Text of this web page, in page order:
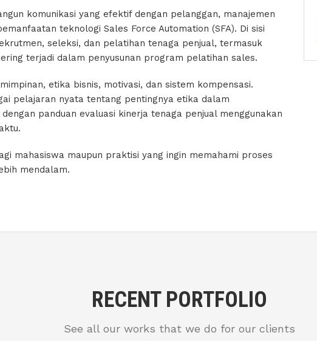
komunikasi yang efektif dengan pelanggan, manajemen
teknologi Sales Force Automation (SFA). Di sisi
seleksi, dan pelatihan tenaga penjual, termasuk
terjadi dalam penyusunan program pelatihan sales.
etika bisnis, motivasi, dan sistem kompensasi.
pelajaran nyata tentang pentingnya etika dalam
panduan evaluasi kinerja tenaga penjual menggunakan
mahasiswa maupun praktisi yang ingin memahami proses
mendalam.
RECENT PORTFOLIO
See all our works that we do for our clients